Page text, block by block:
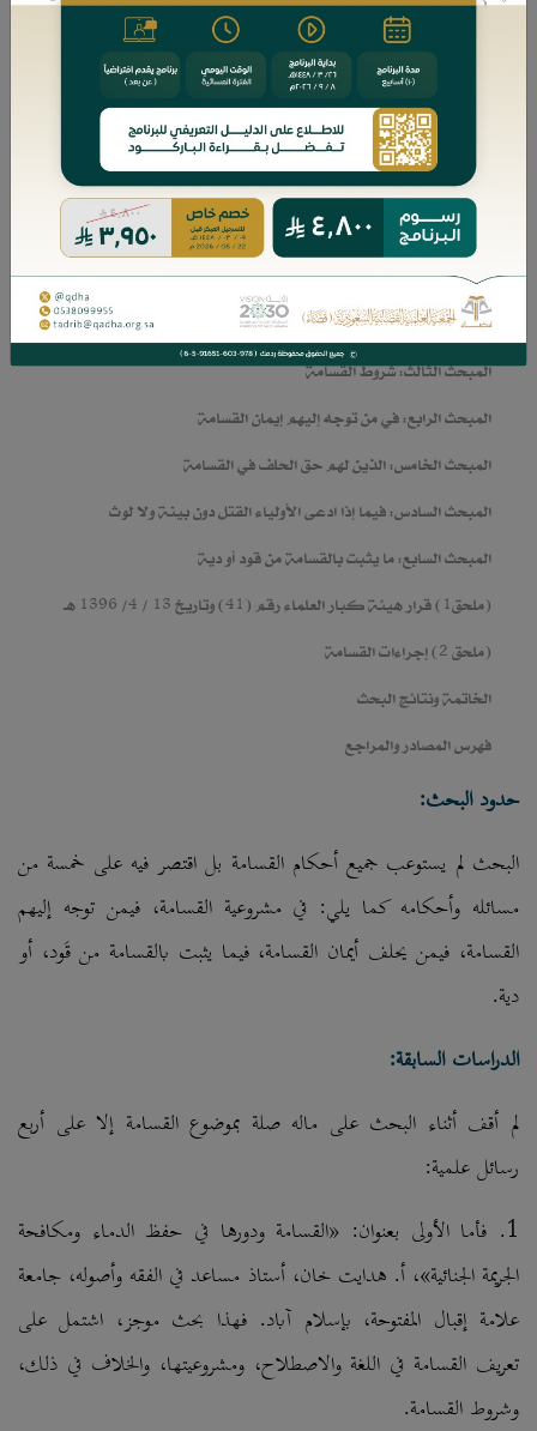
امكانية
التحميل:
العنوان
المقدمة
المبحث الأول: التعريف بالقسامة والألفاظ ذات العلاقة
المبحث الثاني: مشروعية القسامة وحكمة تشريعها
المبحث الثالث: شروط القسامة
المبحث الرابع: في من توجه إليهم إيمان القسامة
المبحث الخامس: الذين لهم حق الحلف في القسامة
المبحث السادس: فيما إذا ادعى الأولياء القتل دون بينة ولا لوث
المبحث السابع: ما يثبت بالقسامة من قود أو دية
(ملحق1) قرار هيئة كبار العلماء رقم (41) وتاريخ 13 / 4/ 1396 هـ
(ملحق 2) إجراءات القسامة
الخاتمة ونتائج البحث
فهرس المصادر والمراجع
حدود البحث:
البحث لم يستوعب جميع أحكام القسامة بل اقتصر فيه على خمسة من
مسائله وأحكامه كما يلي: في مشروعية القسامة، فيمن توجه إليهم
القسامة، فيمن يحلف أيمان القسامة، فيما يثبت بالقسامة من قَود، أو
دية.
الدراسات السابقة:
لم أقف أثناء البحث على ماله صلة بموضوع القسامة إلا على أربع
رسائل علمية:
1. فأما الأولى بعنوان: «القسامة ودورها في حفظ الدماء ومكافحة
الجريمة الجنائية»، أ. هدايت خان، أستاذ مساعد في الفقه وأصوله، جامعة
علامة إقبال المفتوحة، بإسلام آباد. فهذا بحث موجز، اشتمل على
تعريف القسامة في اللغة والاصطلاح، ومشروعيتها، والخلاف في ذلك،
وشروط القسامة.